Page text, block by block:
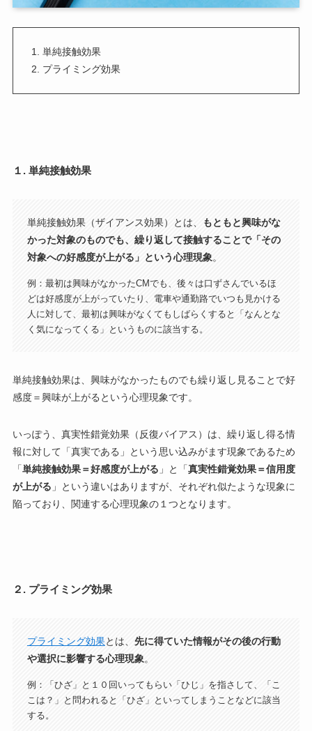
単純接触効果
プライミング効果
１. 単純接触効果
単純接触効果（ザイアンス効果）とは、
もともと興味がな
かった対象のものでも、繰り返して接触することで「その
対象への好感度が上がる」という心理現象。
例：最初は興味がなかったCMでも、後々は口ずさんでいるほ
どは好感度が上がっていたり、電車や通勤路でいつも見かける
人に対して、最初は興味がなくてもしばらくすると「なんとな
く気になってくる」というものに該当する。
単純接触効果は、興味がなかったものでも繰り返し見ることで好
感度＝興味が上がるという心理現象です。
いっぽう、真実性錯覚効果（反復バイアス）は、繰り返し得る情
報に対して「真実である」という思い込みがます現象であるため
「単純接触効果＝好感度が上がる 」と「真実性錯覚効果＝信用度
が上がる 」という違いはありますが、それぞれ似たような現象に
陥っており、関連する心理現象の１つとなります。
２. プライミング効果
プライミング効果とは、 先に得ていた情報がその後の行動
や選択に影響する心理現象。
例：「ひざ」と１０回いってもらい「ひじ」を指さして、「こ
こは？」と問われると「ひざ」といってしまうことなどに該当
する。